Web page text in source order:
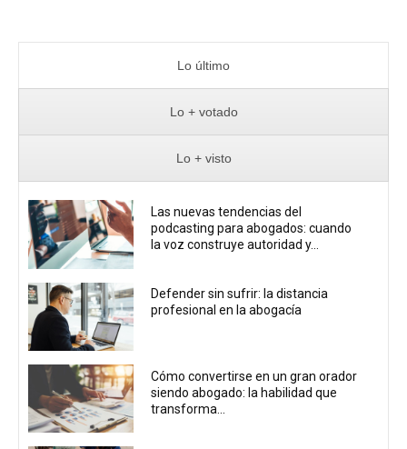
Lo último
Lo + votado
Lo + visto
Las nuevas tendencias del
podcasting para abogados: cuando
la voz construye autoridad y...
Defender sin sufrir: la distancia
profesional en la abogacía
Cómo convertirse en un gran orador
siendo abogado: la habilidad que
transforma...